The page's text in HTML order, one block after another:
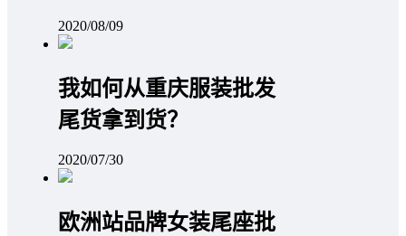
2020/08/09
我如何从重庆服装批发
尾货拿到货？
2020/07/30
欧洲站品牌女装尾座批